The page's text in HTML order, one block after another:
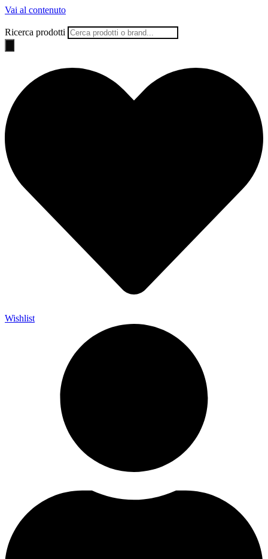
Vai al contenuto
Ricerca prodotti
Wishlist